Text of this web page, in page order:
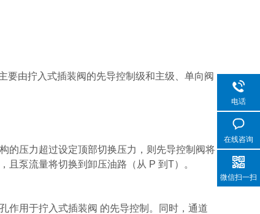
由拧入式插装阀的先导控制级和主级、单向阀
压力超过设定顶部切换压力，则先导控制阀将
且泵流量将切换到卸压油路（从 P 到T）。
作用于拧入式插装阀 的先导控制。同时，通道
电话
在线咨询
微信扫一扫